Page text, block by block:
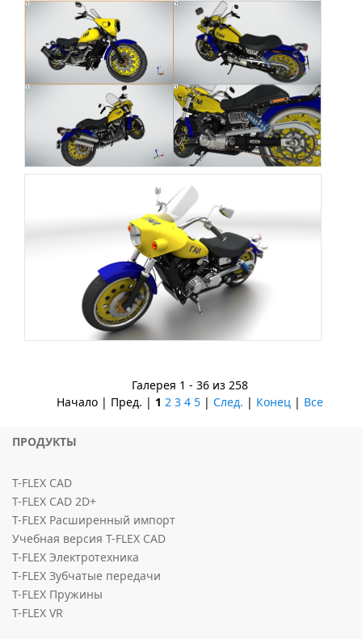
Галерея 1 - 36 из 258
Начало | Пред. | 1 2 3 4 5| След. | Конец | Все
ПРОДУКТЫ
T-FLEX CAD
T-FLEX CAD 2D+
T-FLEX Расширенный импорт
Учебная версия T-FLEX CAD
T-FLEX Электротехника
T-FLEX Зубчатые передачи
T-FLEX Пружины
T-FLEX VR